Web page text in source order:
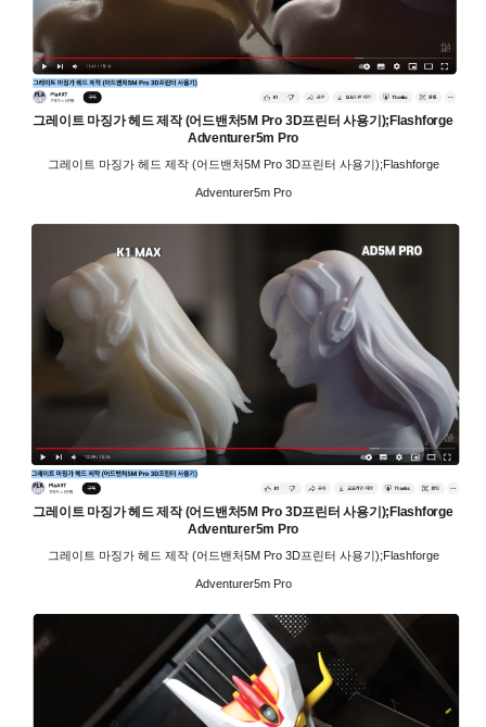
그레이트 마징가 헤드 제작 (어드밴처5M Pro 3D프린터 사용기);Flashforge
Adventurer5m Pro
그레이트 마징가 헤드 제작 (어드밴처5M Pro 3D프린터 사용기);Flashforge
Adventurer5m Pro
그레이트 마징가 헤드 제작 (어드밴처5M Pro 3D프린터 사용기);Flashforge
Adventurer5m Pro
그레이트 마징가 헤드 제작 (어드밴처5M Pro 3D프린터 사용기);Flashforge
Adventurer5m Pro